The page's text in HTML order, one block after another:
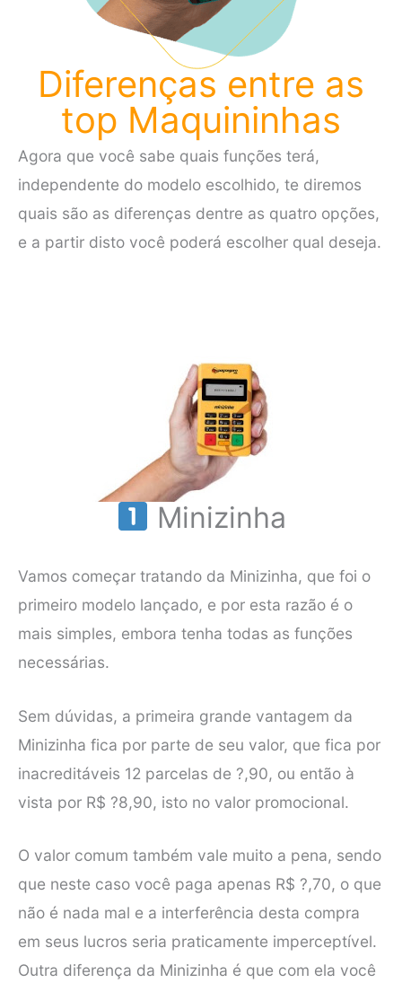
Diferenças entre as
top Maquininhas
Agora que você sabe quais funções terá,
independente do modelo escolhido, te diremos
quais são as diferenças dentre as quatro opções,
e a partir disto você poderá escolher qual deseja.
Minizinha
Vamos começar tratando da Minizinha, que foi o
primeiro modelo lançado, e por esta razão é o
mais simples, embora tenha todas as funções
necessárias.
Sem dúvidas, a primeira grande vantagem da
Minizinha fica por parte de seu valor, que fica por
inacreditáveis 12 parcelas de ?,90, ou então à
vista por R$ ?8,90, isto no valor promocional.
O valor comum também vale muito a pena, sendo
que neste caso você paga apenas R$ ?,70, o que
não é nada mal e a interferência desta compra
em seus lucros seria praticamente imperceptível.
Outra diferença da Minizinha é que com ela você